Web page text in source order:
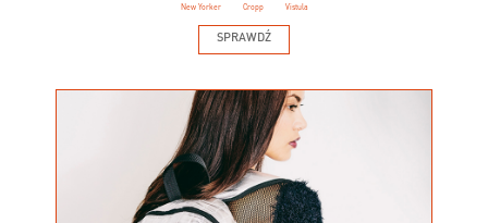
New Yorker Cropp Vistula
SPRAWDŹ